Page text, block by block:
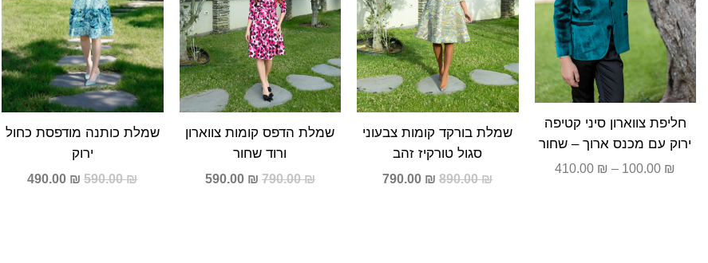
חליפת צווארון סיני קטיפה
ירוק עם מכנס ארוך – שחור
100.00 ₪
–
410.00 ₪
שמלת בורקד קומות צבעוני
סגול טורקיז זהב
890.00₪
790.00 ₪
שמלת הדפס קומות צווארון
ורוד שחור
790.00₪
590.00 ₪
שמלת כותנה מודפסת כחול
ירוק
590.00₪
490.00 ₪